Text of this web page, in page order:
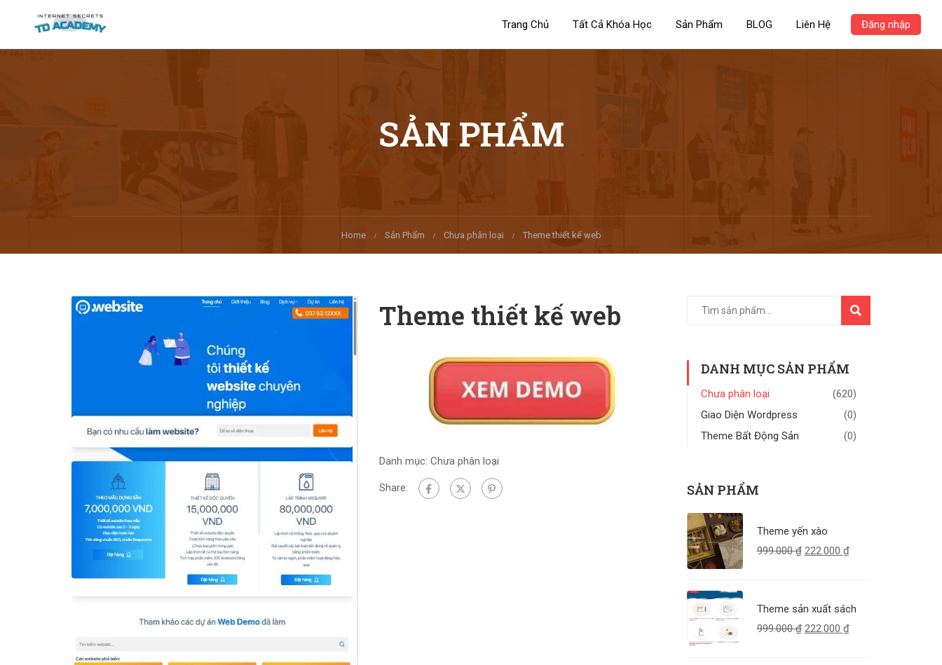
Trang Chủ Tất Cả Khóa Học Sản Phẩm BLOG Liên Hệ Đăng nhập
SẢN PHẨM
Home Sản Phẩm Chưa phân loại Theme thiết kế web
Theme thiết kế web
Danh mục: Chưa phân loại
Share:
TÌM
KIẾM
DANH MỤC SẢN PHẨM
Chưa phân loại
(620)
Giao Diện Wordpress
(0)
Theme Bất Động Sản
(0)
SẢN PHẨM
Theme yến xào
999.000₫ 222.000 ₫
Theme sản xuất sách
999.000₫ 222.000 ₫